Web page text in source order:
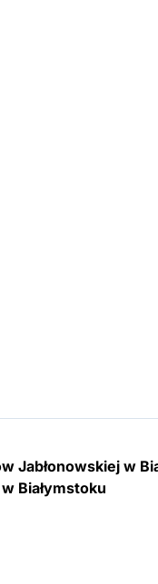
Jabłonowskiej w
Białymstoku